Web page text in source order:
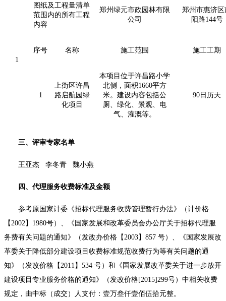
1
图纸及工程量清单
范围内的所有工程
内容
郑州绿元市政园林有限
公司
郑州市惠济区
阳路144号
序号 名称 施工范围 施工工期
1
上街区许昌
路启航园绿
化项目
本项目位于许昌路小学
北侧，面积1660平方
米。建设内容包括公
厕、绿化、景观、电
气、灌溉等。
90日历天
三、评审专家名单
王亚杰 李冬青 魏小燕
四、代理服务收费标准及金额
参考原国家计委《招标代理服务收费管理暂行办法》（计价格
【2002】1980号）、《国家发展和改革委员会办公厅关于招标代理服
务费有关问题的通知》（发改办价格【2003】857 号）、《国家发展改
革委关于降低部分建设项目收费标准规范收费行为等有关问题的通
知》（发改价格【2011】534 号）和《国家发展改革委关于进一步放开
建设项目专业服务价格的通知》（发改价格[2015]299号）中相关收费
规定，由中标（成交）人支付：壹万叁仟壹佰伍拾元整。